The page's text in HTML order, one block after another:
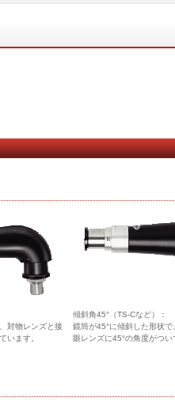
対物レンズと接
います。
傾斜角45°（TS-Cなど）：
鏡筒が45°に傾斜した形状
眼レンズに45°の角度がつい